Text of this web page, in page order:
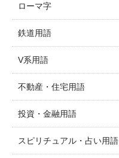
ローマ字
鉄道用語
V系用語
不動産・住宅用語
投資・金融用語
スピリチュアル・占い用語